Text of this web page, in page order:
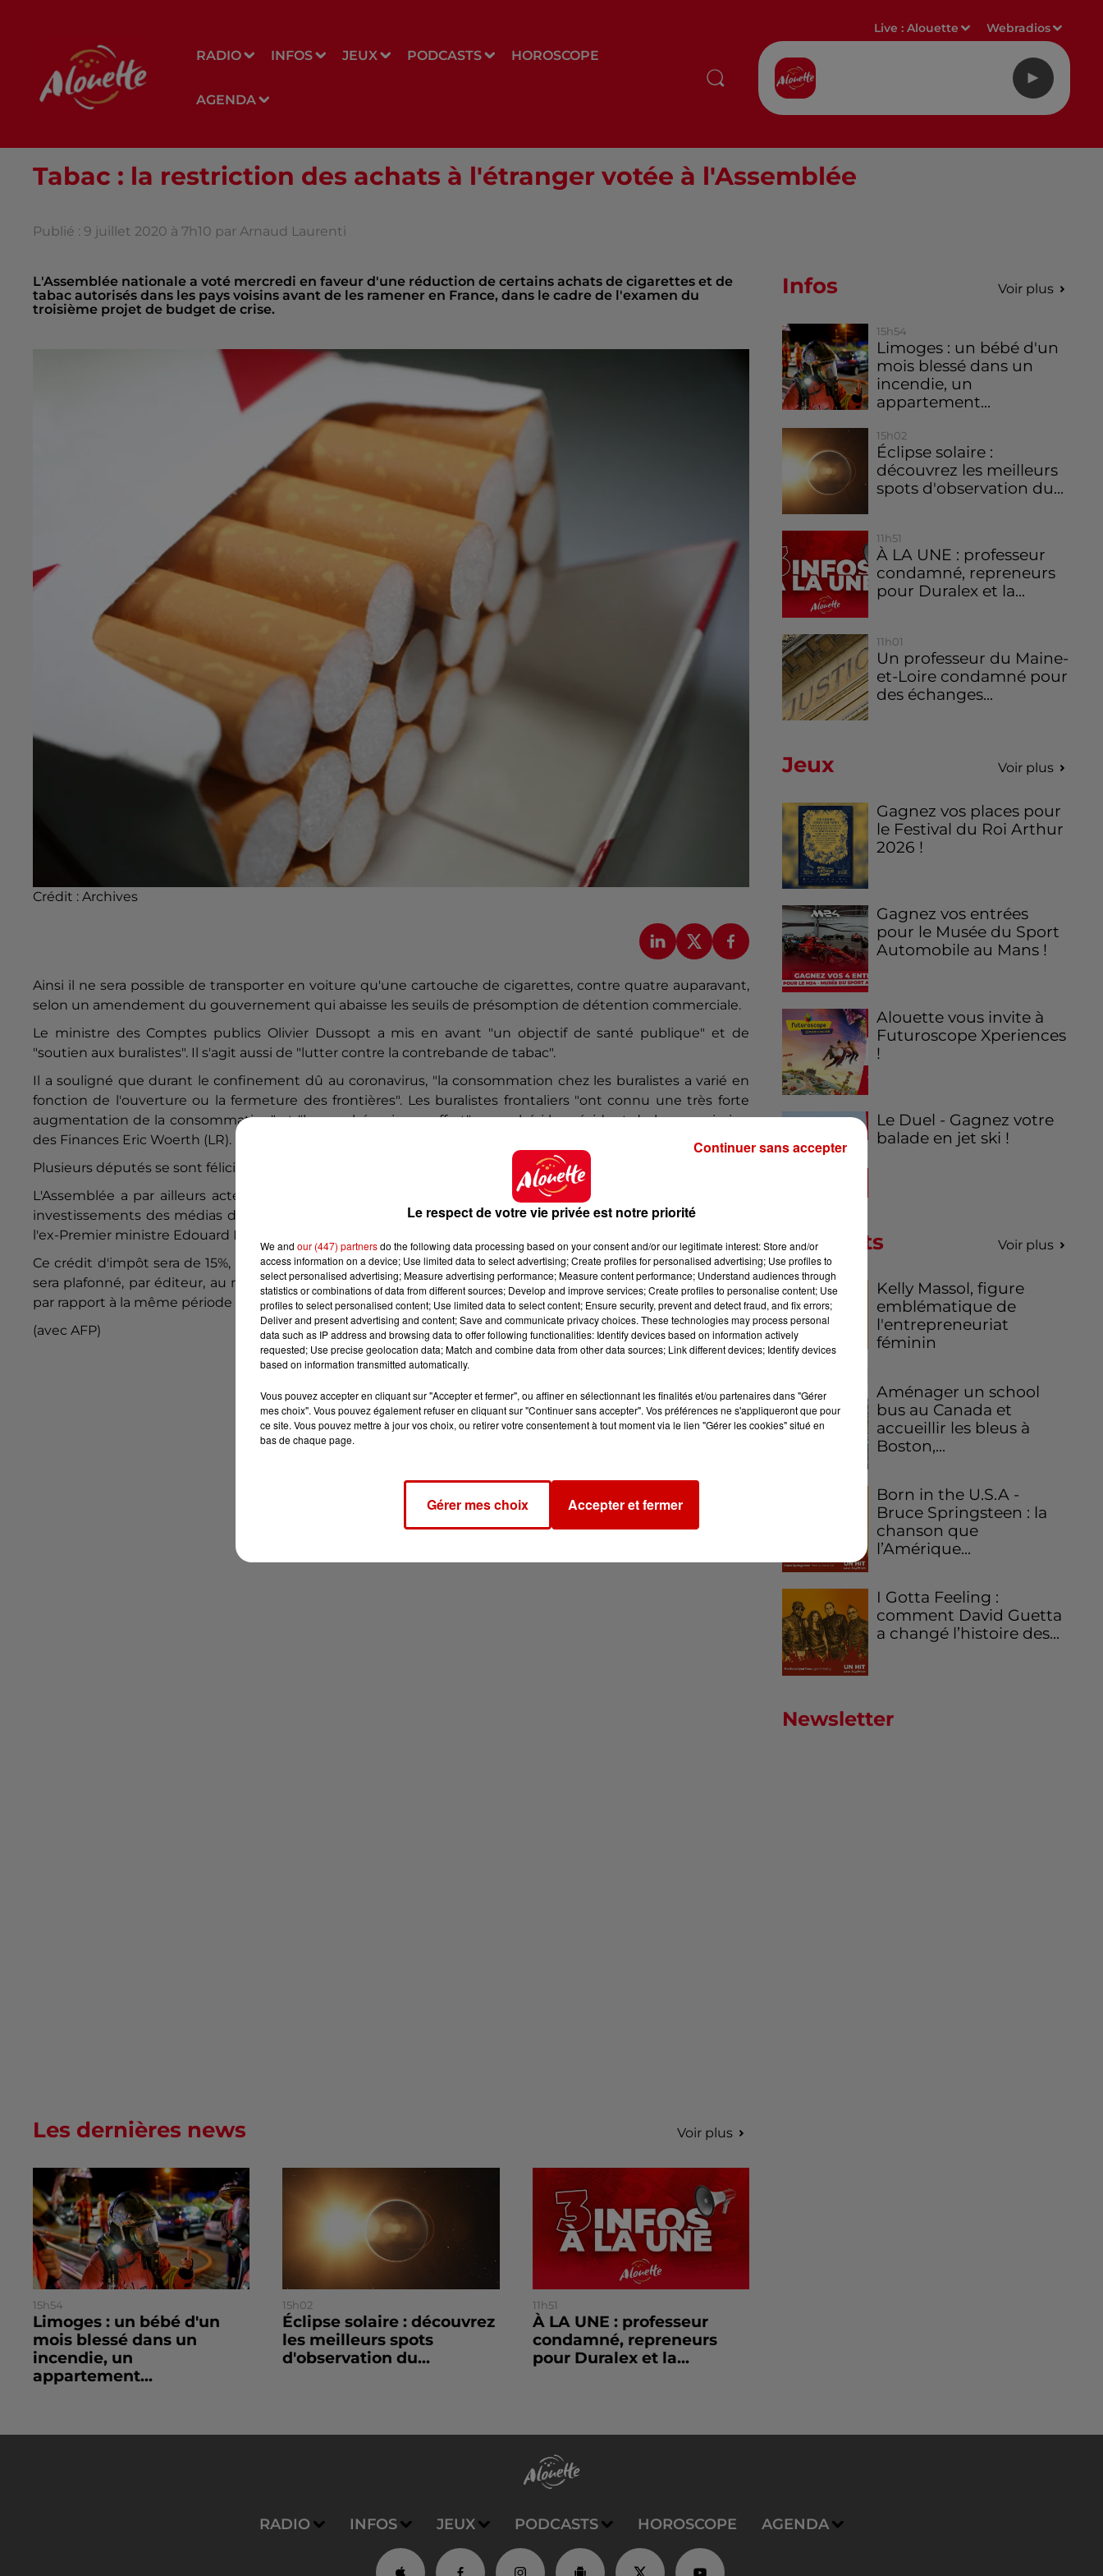
RADIO INFOS JEUX PODCASTS HOROSCOPE
AGENDA
Live :Alouette Webradios
Tabac : la restriction des achats à l'étranger votée à l'Assemblée
Publié : 9 juillet 2020 à 7h10 par Arnaud Laurenti
L'Assemblée nationale a voté mercredi en faveur d'une réduction de certains achats de cigarettes et de
tabac autorisés dans les pays voisins avant de les ramener en France, dans le cadre de l'examen du
troisième projet de budget de crise.
Crédit : Archives
Ainsi il ne sera possible de transporter en voiture qu'une cartouche de cigarettes, contre quatre auparavant,
selon un amendement du gouvernement qui abaisse les seuils de présomption de détention commerciale.
Le ministre des Comptes publics Olivier Dussopt a mis en avant "un objectif de santé publique" et de
"soutien aux buralistes". Il s'agit aussi de "lutter contre la contrebande de tabac".
Il a souligné que durant le confinement dû au coronavirus, "la consommation chez les buralistes a varié en
fonction de l'ouverture ou la fermeture des frontières". Les buralistes frontaliers "ont connu une très forte
augmentation de la consommation" et "le marché noir a souffert", a renchéri le président de la commission
des Finances Eric Woerth (LR).
Plusieurs députés se sont félicités de ce vote, qui va aussi rapporter un montant supérieur de taxes à l'Etat.
L'Assemblée a par ailleurs acté la création d'un crédit d'impôt en faveur de la création, qui soutiendra les
investissements des médias dans les programmes et la création audiovisuels en 2020, et qu'avait annoncé
l'ex-Premier ministre Edouard Philippe mi-juin.
Ce crédit d'impôt sera de 15%, pour des dépenses entre le 1er mars et le 31 décembre. Le montant de l'aide
sera plafonné, par éditeur, au montant de la baisse de chiffre d'affaires subie entre mars et décembre 2020
par rapport à la même période en 2019.
(avec AFP)
Infos Voir plus
15h54
Limoges : un bébé d'un
mois blessé dans un
incendie, un
appartement...
15h02
Éclipse solaire :
découvrez les meilleurs
spots d'observation du...
11h51
À LA UNE : professeur
condamné, repreneurs
pour Duralex et la...
11h01
Un professeur du Maine-
et-Loire condamné pour
des échanges...
Jeux Voir plus
Gagnez vos places pour
le Festival du Roi Arthur
2026 !
Gagnez vos entrées
pour le Musée du Sport
Automobile au Mans !
Alouette vous invite à
Futuroscope Xperiences
!
Le Duel - Gagnez votre
balade en jet ski !
Podcasts Voir plus
Kelly Massol, figure
emblématique de
l'entrepreneuriat
féminin
Aménager un school
bus au Canada et
accueillir les bleus à
Boston,...
Born in the U.S.A -
Bruce Springsteen : la
chanson que
l’Amérique...
I Gotta Feeling :
comment David Guetta
a changé l’histoire des...
Newsletter
Les dernières news Voir plus
15h54
Limoges : un bébé d'un
mois blessé dans un
incendie, un
appartement...
15h02
Éclipse solaire : découvrez
les meilleurs spots
d'observation du...
11h51
À LA UNE : professeur
condamné, repreneurs
pour Duralex et la...
RADIO INFOS JEUX PODCASTS HOROSCOPE AGENDA
Le respect de votre vie privée est notre priorité
We and our (447) partnersdo the following data processing based on your consent and/or our legitimate interest: Store and/or
access information on a device; Use limited data to select advertising; Create profiles for personalised advertising; Use profiles to
select personalised advertising; Measure advertising performance; Measure content performance; Understand audiences through
statistics or combinations of data from different sources; Develop and improve services; Create profiles to personalise content; Use
profiles to select personalised content; Use limited data to select content; Ensure security, prevent and detect fraud, and fix errors;
Deliver and present advertising and content; Save and communicate privacy choices. These technologies may process personal
data such as IP address and browsing data to offer following functionalities: Identify devices based on information actively
requested; Use precise geolocation data; Match and combine data from other data sources; Link different devices; Identify devices
based on information transmitted automatically.
Vous pouvez accepter en cliquant sur "Accepter et fermer", ou affiner en sélectionnant les finalités et/ou partenaires dans "Gérer
mes choix". Vous pouvez également refuser en cliquant sur "Continuer sans accepter". Vos préférences ne s'appliqueront que pour
ce site. Vous pouvez mettre à jour vos choix, ou retirer votre consentement à tout moment via le lien "Gérer les cookies" situé en
bas de chaque page.
Gérer mes choix Accepter et fermer
Continuer sans accepter